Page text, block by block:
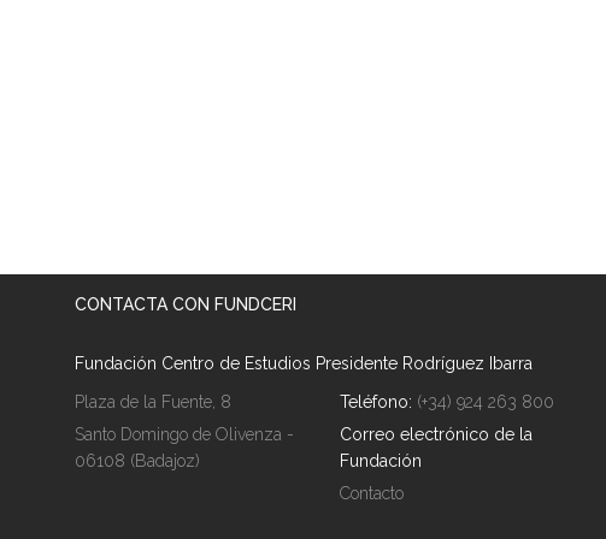
CONTACTA CON FUNDCERI
Fundación Centro de Estudios Presidente Rodríguez Ibarra
Plaza de la Fuente, 8
Santo Domingo de Olivenza -
06108 (Badajoz)
Teléfono: (+34) 924 263 800
Correo electrónico de la
Fundación
Contacto